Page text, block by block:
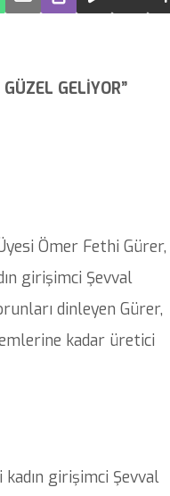
GELİYOR”
Ömer Fethi Gürer,
girişimci Şevval
dinleyen Gürer,
kadar üretici
girişimci Şevval